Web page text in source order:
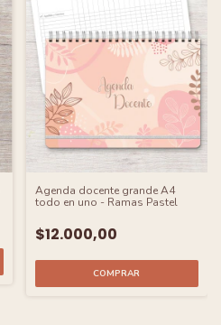
Agenda docente grande A4
todo en uno - Ramas Pastel
$12.000,00